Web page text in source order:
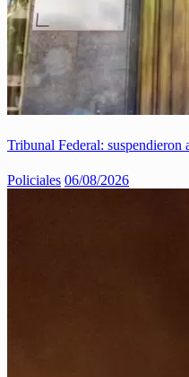
Tribunal Federal: suspendieron
Policiales 06/08/2026